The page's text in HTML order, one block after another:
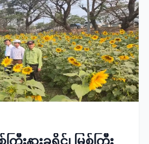
ြီးနားခရိုင်၊ မြစ်ကြီး